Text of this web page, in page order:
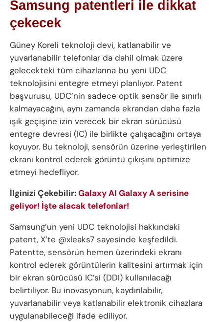
Samsung patentleri ile dikkat
çekecek
Güney Koreli teknoloji devi, katlanabilir ve
yuvarlanabilir telefonlar da dahil olmak üzere
gelecekteki tüm cihazlarına bu yeni UDC
teknolojisini entegre etmeyi planlıyor. Patent
başvurusu, UDC’nin sadece optik sensör ile sınırlı
kalmayacağını, aynı zamanda ekrandan daha fazla
ışık geçişine izin verecek bir ekran sürücüsü
entegre devresi (IC) ile birlikte çalışacağını ortaya
koyuyor. Bu teknoloji, sensörün üzerine yerleştirilen
ekranı kontrol ederek görüntü çıkışını optimize
etmeyi hedefliyor.
İlginizi Çekebilir:Galaxy AI Galaxy A serisine
geliyor! İşte alacak telefonlar!
Samsung’un yeni UDC teknolojisi hakkındaki
patent, X’te @xleaks7 sayesinde keşfedildi.
Patentte, sensörün hemen üzerindeki ekranı
kontrol ederek görüntülerin kalitesini artırmak için
bir ekran sürücüsü IC’si (DDI) kullanılacağı
belirtiliyor. Bu inovasyonun, kaydırılabilir,
yuvarlanabilir veya katlanabilir elektronik cihazlara
uygulanabileceği ifade ediliyor.